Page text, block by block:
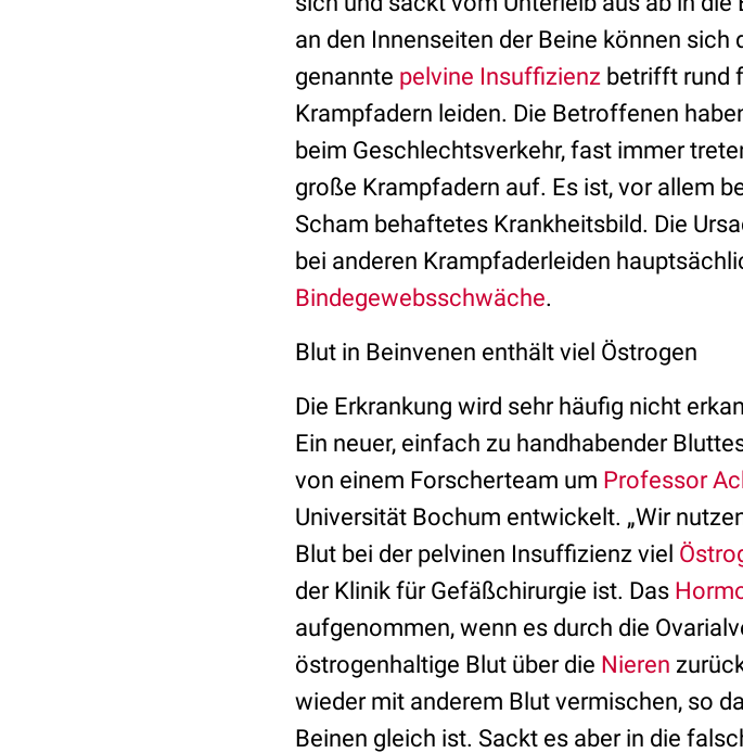
an den Innenseiten der Beine können
genannte pelvine Insuffizienz betrifft rund
Krampfadern leiden. Die Betroffenen
beim Geschlechtsverkehr, fast immer
große Krampfadern auf. Es ist, vor allem
Scham behaftetes Krankheitsbild. Die
bei anderen Krampfaderleiden
Bindegewebsschwäche.
Blut in Beinvenen enthält viel Östrogen
Die Erkrankung wird sehr häufig nicht
Ein neuer, einfach zu handhabender
von einem Forscherteam um Professor
Universität Bochum entwickelt. „Wir
Blut bei der pelvinen Insuffizienz viel
der Klinik für Gefäßchirurgie ist. Das
aufgenommen, wenn es durch die
östrogenhaltige Blut über die Nieren
wieder mit anderem Blut vermischen, so
Beinen gleich ist. Sackt es aber in die